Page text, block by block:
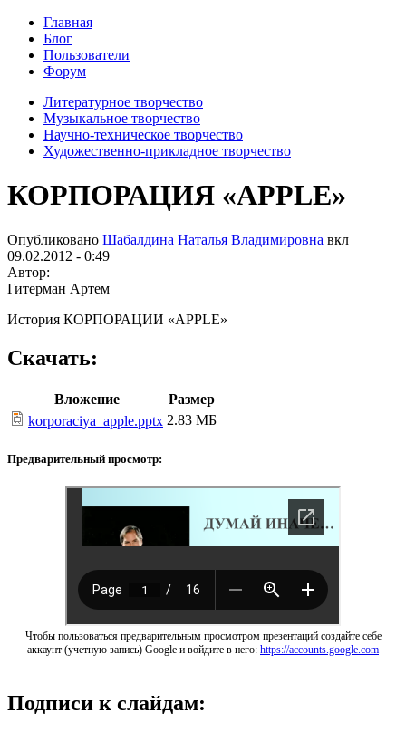
Главная
Блог
Пользователи
Форум
Литературное творчество
Музыкальное творчество
Научно-техническое творчество
Художественно-прикладное творчество
КОРПОРАЦИЯ «APPLE»
Опубликовано Шабалдина Наталья Владимировна вкл
09.02.2012 - 0:49
Автор:
Гитерман Артем
История КОРПОРАЦИИ «APPLE»
Скачать:
Вложение
Размер
korporaciya_apple.pptx 2.83 МБ
Предварительный просмотр:
Чтобы пользоваться предварительным просмотром презентаций создайте себе
аккаунт (учетную запись) Google и войдите в него: https://accounts.google.com
Подписи к слайдам: